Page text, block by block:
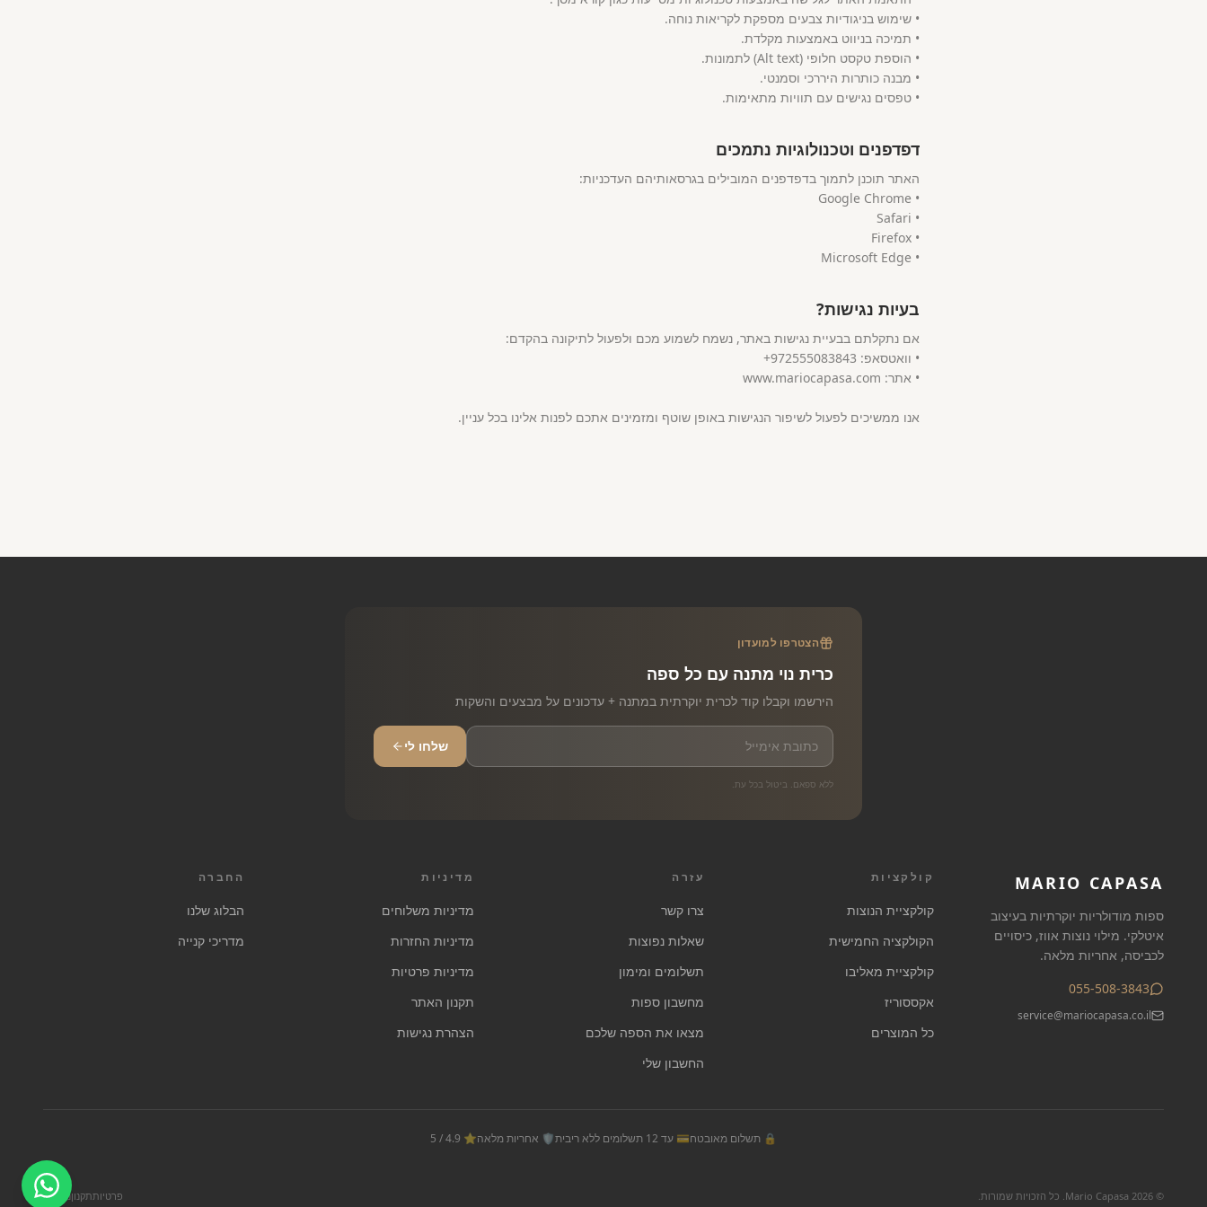
• טפסים נגישים עם תוויות מתאימות.
דפדפנים וטכנולוגיות נתמכים
• Microsoft Edge
בעיות נגישות?
אנו ממשיכים לפעול לשיפור הנגישות באופן שוטף ומזמינים אתכם לפנות אלינו בכל עניין.
הצטרפו למועדון
כרית נוי מתנה עם כל ספה
הירשמו וקבלו קוד לכרית יוקרתית במתנה + עדכונים על מבצעים והשקות
שלחו לי
ללא ספאם. ביטול בכל עת.
MARIO CAPASA
ספות מודולריות יוקרתיות בעיצוב
איטלקי. מילוי נוצות אווז, כיסויים
לכביסה, אחריות מלאה.
055-508-3843
service@mariocapasa.co.il
קולקציות
קולקציית הנוצות
הקולקציה החמישית
קולקציית מאליבו
אקססוריז
כל המוצרים
עזרה
צרו קשר
שאלות נפוצות
תשלומים ומימון
מחשבון ספות
מצאו את הספה שלכם
החשבון שלי
מדיניות
מדיניות משלוחים
מדיניות החזרות
מדיניות פרטיות
תקנון האתר
הצהרת נגישות
החברה
הבלוג שלנו
מדריכי קנייה
🔒 תשלום מאובטח💳 עד 12 תשלומים ללא ריבית 🛡️ אחריות מלאה⭐ 4.9 / 5
©
2026 פרטיותתקנוןנגישות